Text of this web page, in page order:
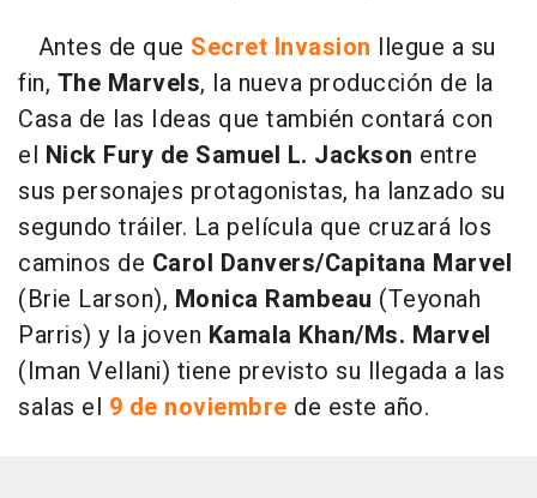
Antes de que Secret Invasion llegue a su
fin, The Marvels, la nueva producción de la
Casa de las Ideas que también contará con
el Nick Fury de Samuel L. Jackson entre
sus personajes protagonistas, ha lanzado su
segundo tráiler. La película que cruzará los
caminos de Carol Danvers/Capitana Marvel
(Brie Larson), Monica Rambeau (Teyonah
Parris) y la joven Kamala Khan/Ms. Marvel
(Iman Vellani) tiene previsto su llegada a las
salas el 9 de noviembre de este año.